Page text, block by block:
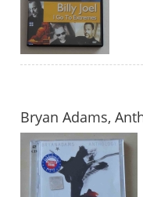
Bryan Adams,